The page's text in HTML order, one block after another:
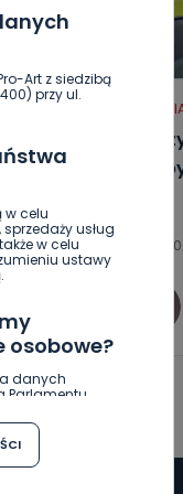
Art z siedzibą
przy ul.
w celu
usług
w celu
ustawy
osobowe?
danych
Parlamentu
z
uchylenia